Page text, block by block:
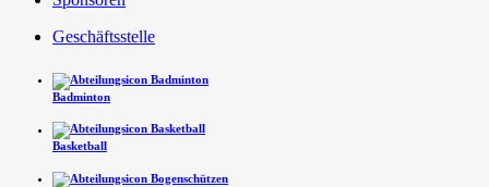
Geschäftsstelle
Badminton
Basketball